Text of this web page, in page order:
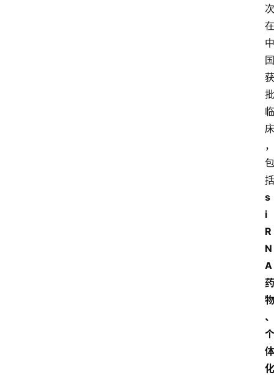
次
在
中
国
获
批
临
床
，
包
括
s
i
R
N
A
药
物
、
个
体
化